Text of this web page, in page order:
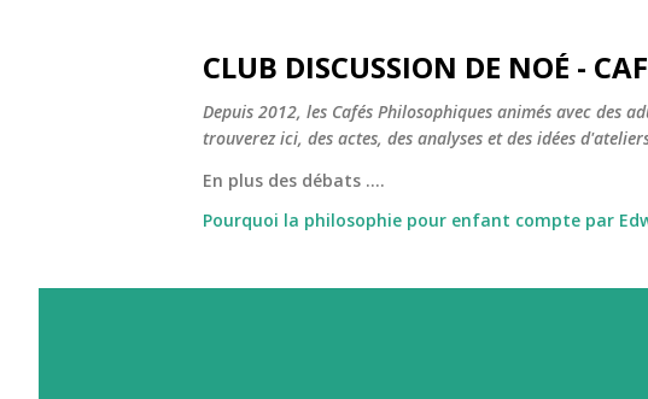
CLUB DISCUSSION DE NOÉ -
Depuis 2012, les Cafés Philosophiques animés avec des
trouverez ici, des actes, des analyses et des idées
En plus des débats ....
Pourquoi la philosophie pour enfant compte par